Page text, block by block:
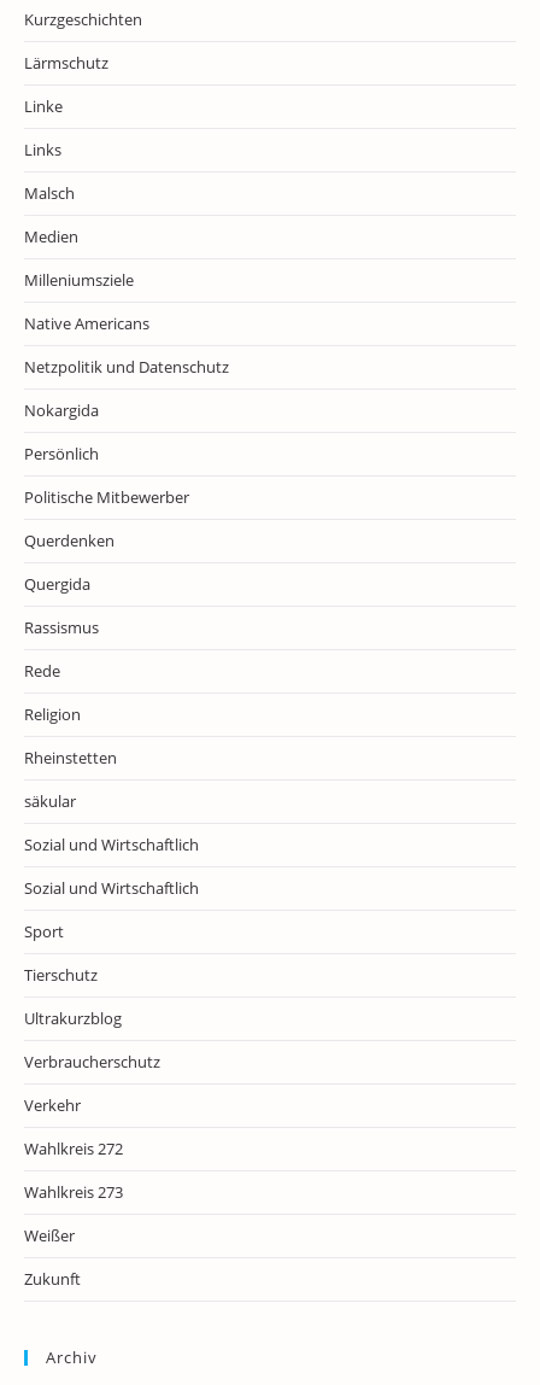
Kurzgeschichten
Lärmschutz
Linke
Links
Malsch
Medien
Milleniumsziele
Native Americans
Netzpolitik und Datenschutz
Nokargida
Persönlich
Politische Mitbewerber
Querdenken
Quergida
Rassismus
Rede
Religion
Rheinstetten
säkular
Sozial und Wirtschaftlich
Sozial und Wirtschaftlich
Sport
Tierschutz
Ultrakurzblog
Verbraucherschutz
Verkehr
Wahlkreis 272
Wahlkreis 273
Weißer
Zukunft
Archiv